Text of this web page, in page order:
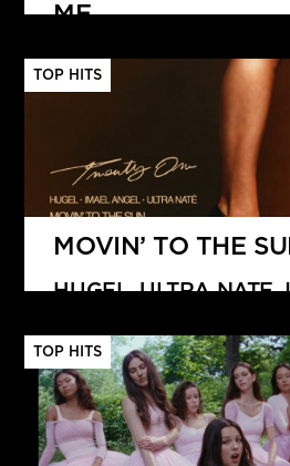
ME
ARIANA GRANDE
TOP HITS
MOVIN’ TO THE
HUGEL, ULTRA NATE,
TOP HITS